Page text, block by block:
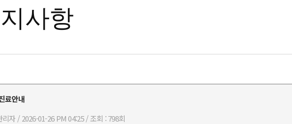
사항
료안내
리자 / 2026-01-26 PM 04:25 / 조회 : 798회